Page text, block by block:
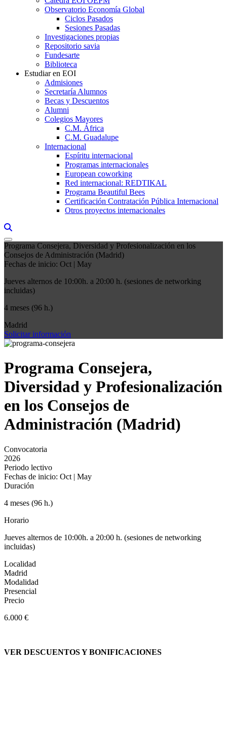
Observatorio Economía Global
Ciclos Pasados
Sesiones Pasadas
Investigaciones propias
Repositorio savia
Fundesarte
Biblioteca
Estudiar en EOI
Admisiones
Secretaría Alumnos
Becas y Descuentos
Alumni
Colegios Mayores
C.M. África
C.M. Guadalupe
Internacional
Espíritu internacional
Programas internacionales
European coworking
Red internacional: REDTIKAL
Programa Beautiful Bees
Certificación Contratación Pública Internacional
Otros proyectos internacionales
Programa Consejera, Diversidad y Profesionalización en los
Consejos de Administración (Madrid)
Fechas de inicio: Oct | May
Jueves alternos de 10:00h. a 20:00 h. (sesiones de networking
incluidas)
4 meses (96 h.)
Madrid
Solicitar información
Programa Consejera,
Diversidad y Profesionalización
en los Consejos de
Administración (Madrid)
Convocatoria
2026
Periodo lectivo
Fechas de inicio: Oct | May
Duración
4 meses (96 h.)
Horario
Jueves alternos de 10:00h. a 20:00 h. (sesiones de networking
incluidas)
Localidad
Madrid
Modalidad
Presencial
Precio
6.000 €
VER DESCUENTOS Y BONIFICACIONES